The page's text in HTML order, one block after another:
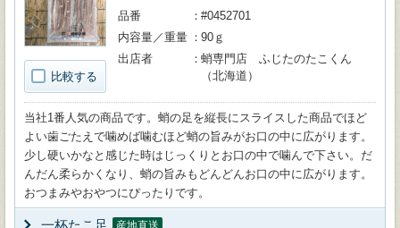
比較する
品番
#0452701
内容量／重量
90ｇ
出店者
蛸専門店 ふじたのたこくん
（北海道）
当社1番人気の商品です。蛸の足を縦長にスライスした商品でほど
よい歯ごたえで噛めば噛むほど蛸の旨みがお口の中に広がります。
少し硬いかなと感じた時はじっくりとお口の中で噛んで下さい。だ
んだん柔らかくなり、蛸の旨みもどんどんお口の中に広がります。
おつまみやおやつにぴったりです。
一杯たこ足 産地直送